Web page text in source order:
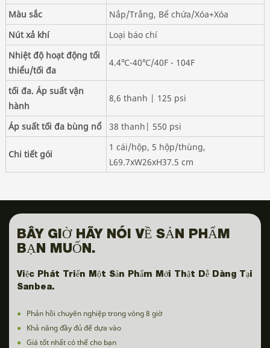
Màu sắc
Nắp/Trắng, Bể chứa/Xóa+Xóa
Nút xả khí
Loại báo chí
Nhiệt độ hoạt động tối
thiểu/tối đa
4.4℃-40℃/40F - 104F
tối đa. Áp suất vận
hành
8,6 thanh | 125 psi
Áp suất tối đa bùng nổ 38 thanh| 550 psi
Chi tiết gói
1 cái/hộp, 5 hộp/thùng,
L69.7xW26xH37.5 cm
BÂY GIỜ HÃY NÓI VỀ SẢN PHẨM
BẠN MUỐN.
Việc Phát Triển Một Sản Phẩm Mới Thật Dễ Dàng Tại
Sanbea.
● Phản hồi chuyên nghiệp trong vòng 8 giờ
● Khả năng đầy đủ để dựa vào
● Giá tốt nhất có thể cho bạn